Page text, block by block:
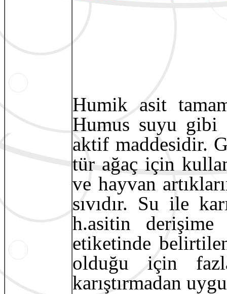
Humik asit
Humus suyu gibi
aktif maddesidir.
tür ağaç için
ve hayvan
sıvıdır. Su ile
h.asitin
etiketinde
olduğu için
karıştırmadan